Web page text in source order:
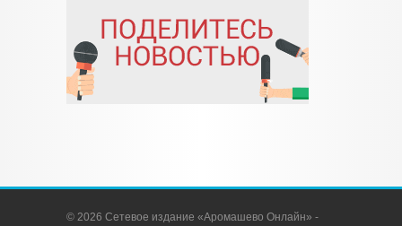
© 2026 Сетевое издание «Аромашево Онлайн» -